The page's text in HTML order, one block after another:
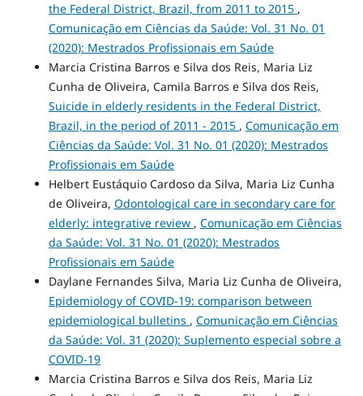
the Federal District, Brazil, from 2011 to 2015 ,
Comunicação em Ciências da Saúde: Vol. 31 No. 01
(2020): Mestrados Profissionais em Saúde
Marcia Cristina Barros e Silva dos Reis, Maria Liz
Cunha de Oliveira, Camila Barros e Silva dos Reis,
Suicide in elderly residents in the Federal District,
Brazil, in the period of 2011 - 2015 , Comunicação em
Ciências da Saúde: Vol. 31 No. 01 (2020): Mestrados
Profissionais em Saúde
Helbert Eustáquio Cardoso da Silva, Maria Liz Cunha
de Oliveira, Odontological care in secondary care for
elderly: integrative review , Comunicação em Ciências
da Saúde: Vol. 31 No. 01 (2020): Mestrados
Profissionais em Saúde
Daylane Fernandes Silva, Maria Liz Cunha de Oliveira,
Epidemiology of COVID-19: comparison between
epidemiological bulletins , Comunicação em Ciências
da Saúde: Vol. 31 (2020): Suplemento especial sobre a
COVID-19
Marcia Cristina Barros e Silva dos Reis, Maria Liz